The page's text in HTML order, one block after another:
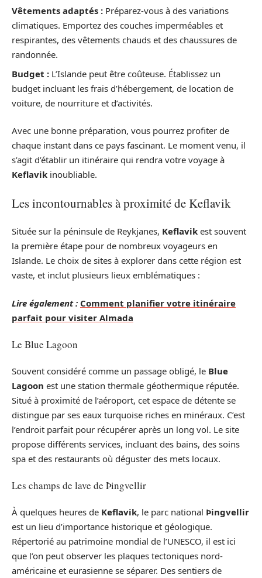
Vêtements adaptés : Préparez-vous à des variations
climatiques. Emportez des couches imperméables et
respirantes, des vêtements chauds et des chaussures de
randonnée.
Budget : L’Islande peut être coûteuse. Établissez un
budget incluant les frais d’hébergement, de location de
voiture, de nourriture et d’activités.
Avec une bonne préparation, vous pourrez profiter de
chaque instant dans ce pays fascinant. Le moment venu, il
s’agit d’établir un itinéraire qui rendra votre voyage à
Keflavik inoubliable.
Les incontournables à proximité de Keflavik
Située sur la péninsule de Reykjanes, Keflavik est souvent
la première étape pour de nombreux voyageurs en
Islande. Le choix de sites à explorer dans cette région est
vaste, et inclut plusieurs lieux emblématiques :
Lire également : Comment planifier votre itinéraire
parfait pour visiter Almada
Le Blue Lagoon
Souvent considéré comme un passage obligé, le Blue
Lagoon est une station thermale géothermique réputée.
Situé à proximité de l’aéroport, cet espace de détente se
distingue par ses eaux turquoise riches en minéraux. C’est
l’endroit parfait pour récupérer après un long vol. Le site
propose différents services, incluant des bains, des soins
spa et des restaurants où déguster des mets locaux.
Les champs de lave de Þingvellir
À quelques heures de Keflavik, le parc national Þingvellir
est un lieu d’importance historique et géologique.
Répertorié au patrimoine mondial de l’UNESCO, il est ici
que l’on peut observer les plaques tectoniques nord-
américaine et eurasienne se séparer. Des sentiers de